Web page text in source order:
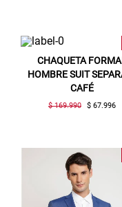
CHAQUETA
HOMBRE SUIT
CAFÉ
$ 169.990 $ 67.996